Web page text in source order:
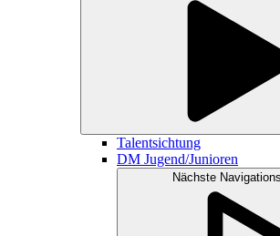
Talentsichtung
DM Jugend/Junioren
Nächste